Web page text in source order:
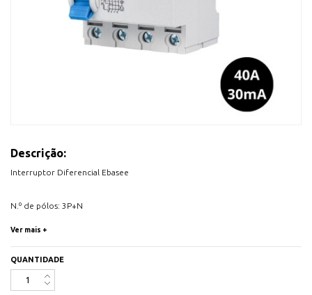
Descrição:
Interruptor Diferencial Ebasee
N.º de pólos: 3P+N
Tipo A
Para calha DIN
Em conformidade com a norma IEC/EN 61008-1
Ver mais +
QUANTIDADE